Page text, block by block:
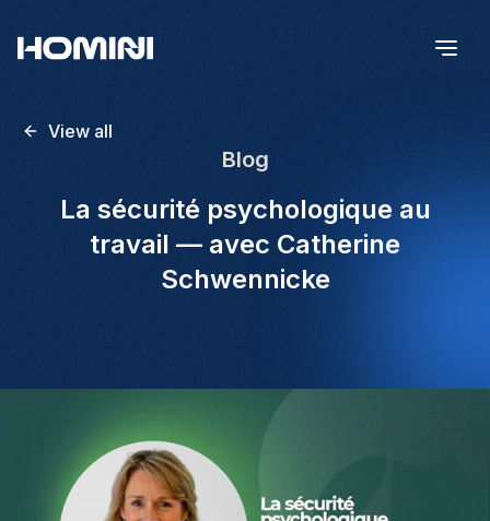
View all
Blog
La sécurité psychologique au
travail — avec Catherine
Schwennicke